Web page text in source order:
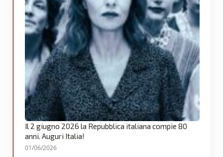
Il 2 giugno 2026 la Repubblica italiana compie 80
anni. Auguri Italia!
01/06/2026